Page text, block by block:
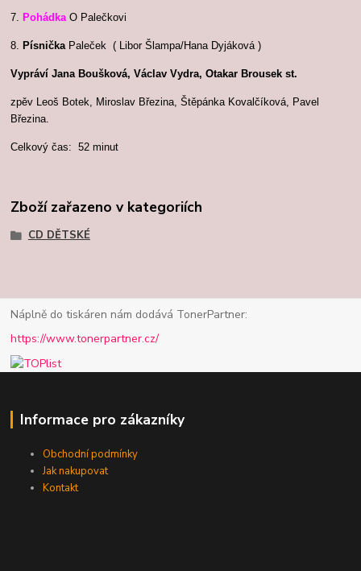
7. PohádkaO Palečkovi
8. PísničkaPaleček ( Libor Šlampa/Hana Dyjáková )
Vypráví Jana Boušková, Václav Vydra, Otakar Brousek st.
zpěv Leoš Botek, Miroslav Březina, Štěpánka Kovalčíková, Pavel
Březina.
Celkový čas: 52 minut
Zboží zařazeno v kategoriích
CD DĚTSKÉ
Náplně do tiskáren nám dodává TonerPartner:
https://www.tonerpartner.cz/
Informace pro zákazníky
Obchodní podmínky
Jak nakupovat
Kontakt